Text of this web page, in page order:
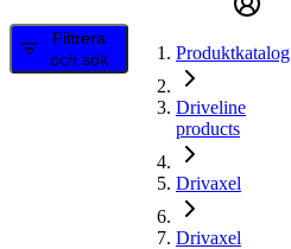
Filtrera
och sök
Produktkatalog
Driveline
products
Drivaxel
Drivaxel